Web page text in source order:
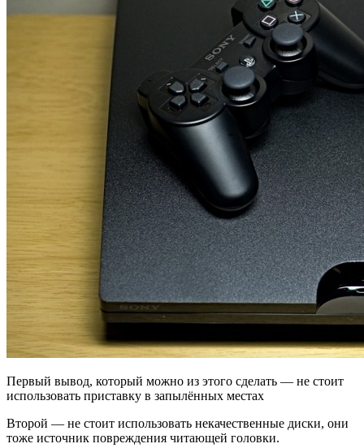
Первый вывод, который можно из этого сделать — не стоит
использовать приставку в запылённых местах
Второй — не стоит использовать некачественные диски, они
тоже источник повреждения читающей головки.